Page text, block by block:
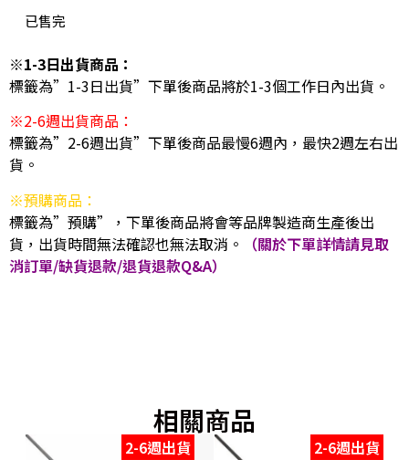
已售完
※1-3日出貨商品：
標籤為”1-3日出貨”下單後商品將於1-3個工作日內出貨。
※2-6週出貨商品：
標籤為”2-6週出貨”下單後商品最慢6週內，最快2週左右出
貨。
※預購商品：
標籤為”預購”，下單後商品將會等品牌製造商生產後出
貨，出貨時間無法確認也無法取消。
（關於下單詳情請見取
消訂單/缺貨退款/退貨退款Q&A）
相關商品
2-6週出貨 2-6週出貨